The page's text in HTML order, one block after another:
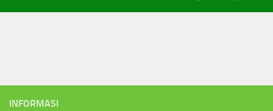
INFORMASI